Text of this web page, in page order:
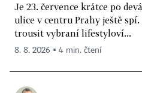
Je 23. července krátce po
ulice v centru Prahy ještě
trousit vybraní lifestyloví...
8. 8. 2026 ▪ 4 min. čtení